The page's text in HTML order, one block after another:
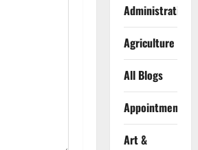
Administration
Agriculture
All Blogs
Appointments
Art &